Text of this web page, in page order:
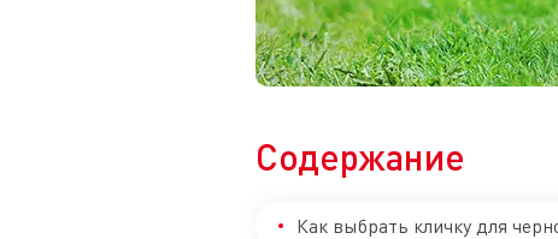
Содержание
Как выбрать кличку для